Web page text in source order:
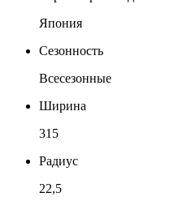
Япония
Сезонность
Всесезонные
Ширина
315
Радиус
22,5